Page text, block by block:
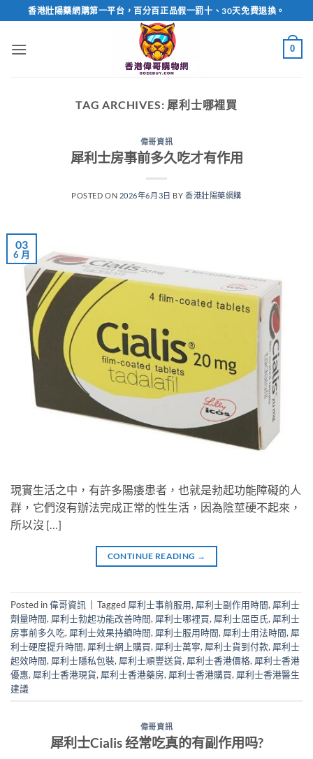
to
content
香港壯陽藥網購第一平台，百分百正品假一罰十、30天免費退換。
0
TAG ARCHIVES: 犀利士哪裡買
偉哥資訊
犀利士房事前多久吃才有作用
POSTED ON 2026年6月3日 BY 香港壯陽藥網購
03
6 月
現實生活之中，有許多陽痿患者，也就是勃起功能障礙的人
群，它們沒有辦法完成正常的性生活，因為陰莖硬不起來，
所以沒 […]
CONTINUE READING →
Posted in偉哥資訊 | Tagged 犀利士事前服用, 犀利士副作用時間, 犀利士
劑量時間, 犀利士勃起功能改善時間, 犀利士哪裡買, 犀利士屈臣氏, 犀利士
房事前多久吃, 犀利士效果持續時間, 犀利士服用時間, 犀利士用法時間, 犀
利士硬度提升時間, 犀利士網上購買, 犀利士萬寧, 犀利士貨到付款, 犀利士
起效時間, 犀利士隱私包裝, 犀利士順豐送貨, 犀利士香港價格, 犀利士香港
優惠, 犀利士香港現貨, 犀利士香港藥房, 犀利士香港購買, 犀利士香港醫生
建議
偉哥資訊
犀利士Cialis 经常吃真的有副作用吗?